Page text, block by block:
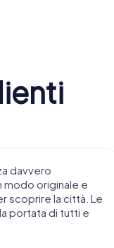
davvero
modo originale e
scoprire la città. Le
portata di tutti e